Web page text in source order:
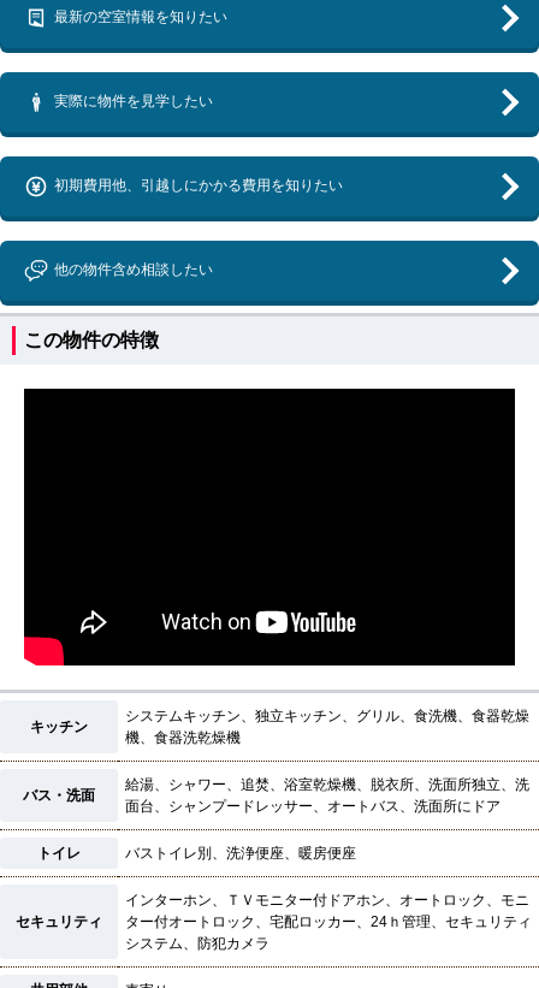
最新の空室情報を知りたい
実際に物件を見学したい
初期費用他、引越しにかかる費用を知りたい
他の物件含め相談したい
この物件の特徴
キッチン
システムキッチン、独立キッチン、グリル、食洗機、食器乾燥
機、食器洗乾燥機
バス・洗面
給湯、シャワー、追焚、浴室乾燥機、脱衣所、洗面所独立、洗
面台、シャンプードレッサー、オートバス、洗面所にドア
トイレ バストイレ別、洗浄便座、暖房便座
セキュリティ
インターホン、ＴＶモニター付ドアホン、オートロック、モニ
ター付オートロック、宅配ロッカー、24ｈ管理、セキュリティ
システム、防犯カメラ